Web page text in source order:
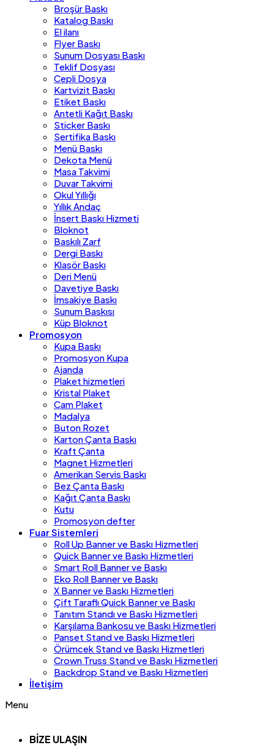
Broşür Baskı
Katalog Baskı
El ilanı
Flyer Baskı
Sunum Dosyası Baskı
Teklif Dosyası
Cepli Dosya
Kartvizit Baskı
Etiket Baskı
Antetli Kağıt Baskı
Sticker Baskı
Sertifika Baskı
Menü Baskı
Dekota Menü
Masa Takvimi
Duvar Takvimi
Okul Yıllığı
Yıllık Andaç
İnsert Baskı Hizmeti
Bloknot
Baskılı Zarf
Dergi Baskı
Klasör Baskı
Deri Menü
Davetiye Baskı
İmsakiye Baskı
Sunum Baskısı
Küp Bloknot
Promosyon
Kupa Baskı
Promosyon Kupa
Ajanda
Plaket hizmetleri
Kristal Plaket
Cam Plaket
Madalya
Buton Rozet
Karton Çanta Baskı
Kraft Çanta
Magnet Hizmetleri
Amerikan Servis Baskı
Bez Çanta Baskı
Kağıt Çanta Baskı
Kutu
Promosyon defter
Fuar Sistemleri
Roll Up Banner ve Baskı Hizmetleri
Quick Banner ve Baskı Hizmetleri
Smart Roll Banner ve Baskı
Eko Roll Banner ve Baskı
X Banner ve Baskı Hizmetleri
Çift Taraflı Quick Banner ve Baskı
Tanıtım Standı ve Baskı Hizmetleri
Karşılama Bankosu ve Baskı Hizmetleri
Panset Stand ve Baskı Hizmetleri
Örümcek Stand ve Baskı Hizmetleri
Crown Truss Stand ve Baskı Hizmetleri
Backdrop Stand ve Baskı Hizmetleri
İletişim
Menu
BİZE ULAŞIN